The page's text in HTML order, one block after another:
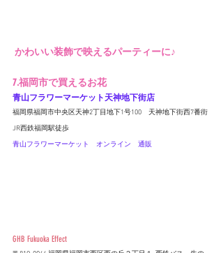
かわいい装飾で映えるパーティーに♪
7.福岡市で買えるお花
青山フラワーマーケット天神地下街店
福岡県福岡市中央区天神2丁目地下1号100　天神地下街西7番街
JR西鉄福岡駅徒歩
青山フラワーマーケット　オンライン 通販
GHB Fukuoka Effect